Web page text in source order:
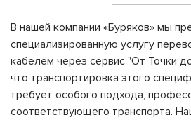
В нашей компании «Буряков» мы
специализированную услугу
кабелем через сервис "От Точки
что транспортировка этого
требует особого подхода,
соответствующего транспорта.